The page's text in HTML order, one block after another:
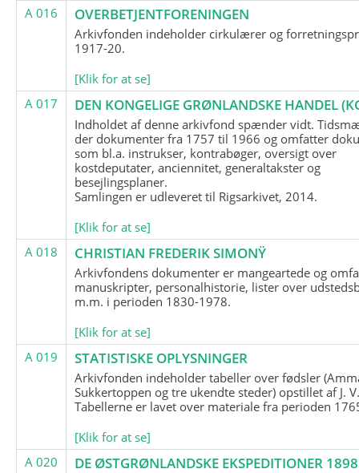
A 016 OVERBETJENTFORENINGEN
Arkivfonden indeholder cirkulærer og
1917-20.
[Klik for at se]
A 017
DEN KONGELIGE GRØNLANDSKE HANDEL
Indholdet af denne arkivfond spænder vidt.
der dokumenter fra 1757 til 1966 og omfatter
som bl.a. instrukser, kontrabøger, oversigt over
kostdeputater, anciennitet, generaltakster og
besejlingsplaner.
Samlingen er udleveret til Rigsarkivet, 2014.
[Klik for at se]
A 018
CHRISTIAN FREDERIK SIMONŸ
Arkivfondens dokumenter er mangeartede og
manuskripter, personalhistorie, lister over
m.m. i perioden 1830-1978.
[Klik for at se]
A 019
STATISTISKE OPLYSNINGER
Arkivfonden indeholder tabeller over fødsler
Sukkertoppen og tre ukendte steder) opstillet af J.
Tabellerne er lavet over materiale fra perioden
[Klik for at se]
A 020
DE ØSTGRØNLANDSKE EKSPEDITIONER